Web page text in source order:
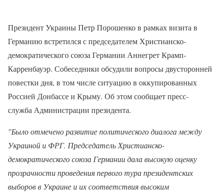
Президент Украины Петр Порошенко в рамках визита в
Германию встретился с председателем Христианско-
демократического союза Германии Аннегрет Крамп-
Карренбауэр. Собеседники обсудили вопросы двусторонней
повестки дня, в том числе ситуацию в оккупированных
Россией Донбассе и Крыму. Об этом сообщает пресс-
служба Администрации президента.
"Было отмечено развитие политического диалога между
Украиной и ФРГ. Председатель Христианско-
демократического союза Германии дала высокую оценку
прозрачности проведения первого тура президентских
выборов в Украине и их соответствия высоким